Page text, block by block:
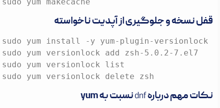
قفل نسخه و جلوگیری از آپدیت ناخواسته
sudo yum install -y yum-plugin-versionlock
sudo yum versionlock add zsh-5.0.2-7.el7
sudo yum versionlock list
sudo yum versionlock delete zsh
نکات مهم دربارهdnfنسبت به yum